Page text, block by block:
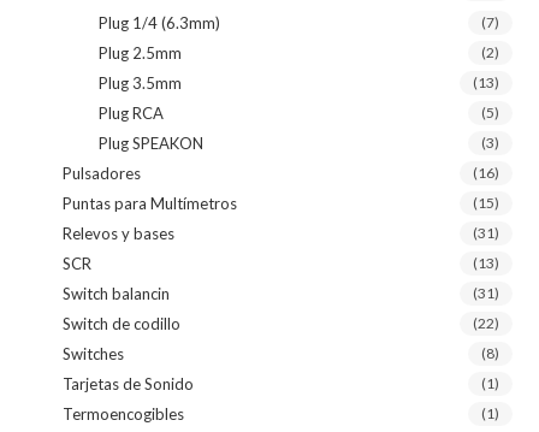
Plug 1/4 (6.3mm) (7)
Plug 2.5mm (2)
Plug 3.5mm (13)
Plug RCA (5)
Plug SPEAKON (3)
Pulsadores (16)
Puntas para Multímetros (15)
Relevos y bases (31)
SCR (13)
Switch balancin (31)
Switch de codillo (22)
Switches (8)
Tarjetas de Sonido (1)
Termoencogibles (1)